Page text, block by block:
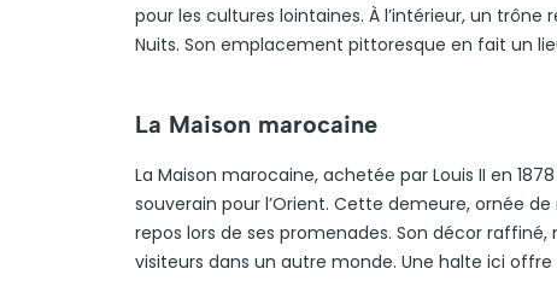
pour les cultures lointaines. À l’intérieur, un
Nuits. Son emplacement pittoresque en fait un
La Maison marocaine
La Maison marocaine, achetée par Louis II en
souverain pour l’Orient. Cette demeure, ornée
repos lors de ses promenades. Son décor
visiteurs dans un autre monde. Une halte ici